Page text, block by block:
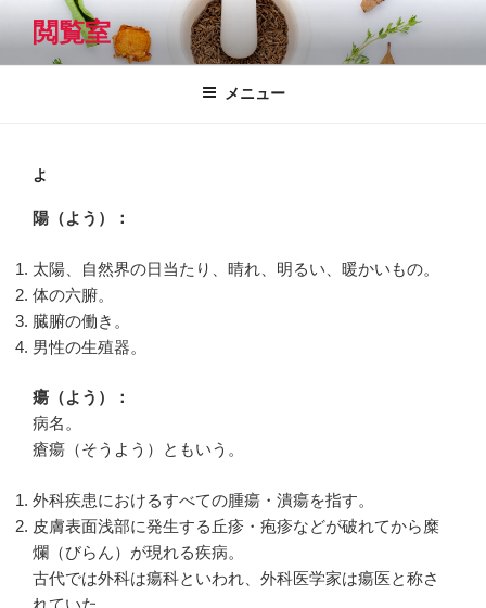
テ
閲覧室
メニュー
よ
陽（よう）：
太陽、自然界の日当たり、晴れ、明るい、暖かいもの。
体の六腑。
臓腑の働き。
男性の生殖器。
瘍（よう）：
病名。
瘡瘍（そうよう）ともいう。
外科疾患におけるすべての腫瘍・潰瘍を指す。
皮膚表面浅部に発生する丘疹・疱疹などが破れてから糜
爛（びらん）が現れる疾病。
古代では外科は瘍科といわれ、外科医学家は瘍医と称さ
れていた。